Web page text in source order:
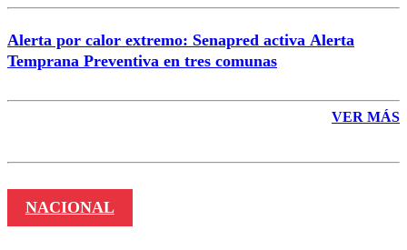
Alerta por calor extremo: Senapred activa Alerta
Temprana Preventiva en tres comunas
VER MÁS
NACIONAL